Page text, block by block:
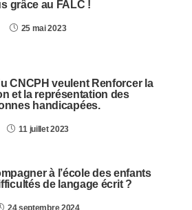
grâce au FALC !
25 mai 2023
CNCPH veulent Renforcer la
et la représentation des
handicapées.
11 juillet 2023
à l’école des enfants
de langage écrit ?
24 septembre 2024